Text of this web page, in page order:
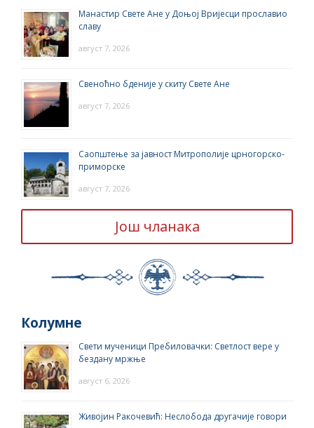
Манастир Свете Ане у Доњој Вријесци прославио
славу
август 7, 2026
Свеноћно бденије у скиту Свете Ане
август 7, 2026
Саопштење за јавност Митрополије црногорско-
приморске
август 7, 2026
Још чланака
Колумне
Свети мученици Пребиловачки: Светлост вере у
бездану мржње
август 6, 2026
Живојин Ракочевић: Неслобода другачије говори